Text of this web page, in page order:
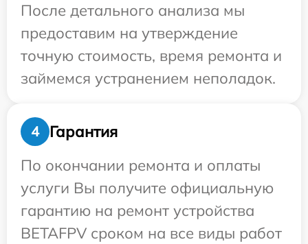
После детального анализа мы
предоставим на утверждение
точную стоимость, время ремонта и
займемся устранением неполадок.
4
Гарантия
По окончании ремонта и оплаты
услуги Вы получите официальную
гарантию на ремонт устройства
BETAFPV сроком на все виды работ